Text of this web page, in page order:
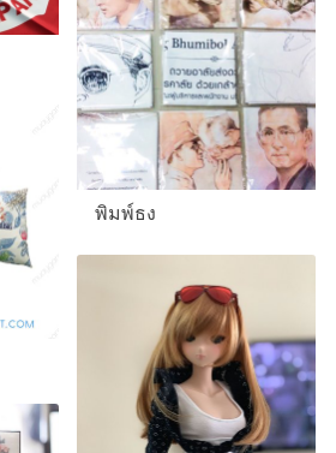
พิมพ์ธง